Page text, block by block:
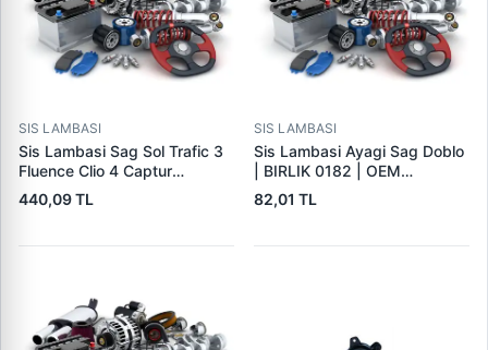
SIS LAMBASI
Sis Lambasi Sag Sol Trafic 3
Fluence Clio 4 Captur
Megane 4 Talisman Latitude
Symbol Dacia Sandero 3 |
261500097R
440,09 TL
SIS LAMBASI
Sis Lambasi Ayagi Sag Doblo
| BIRLIK 0182 | OEM
40370744
82,01 TL